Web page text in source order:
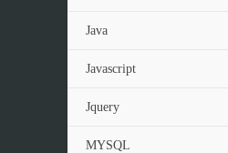
Java
Javascript
Jquery
MYSQL